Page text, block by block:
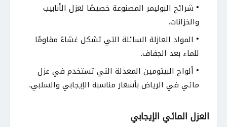
شرائح البوليمر المصنوعة خصيصًا لعزل الأنابيب
والخزانات.
المواد العازلة السائلة التي تشكل غشاءً مقاومًا
للماء بعد الجفاف.
ألواح البيتومين المعدلة التي تستخدم في عزل
مائي في الرياض بأسعار مناسبة الإيجابي والسلبي.
العزل المائي الإيجابي